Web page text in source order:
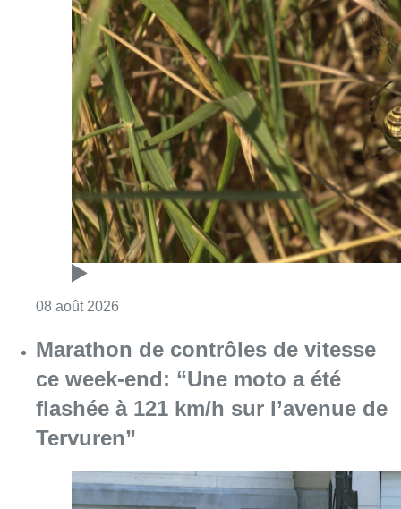
08 août 2026
Marathon de contrôles de vitesse
ce week-end: “Une moto a été
flashée à 121 km/h sur l’avenue de
Tervuren”